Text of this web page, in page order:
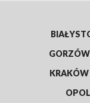
KRAKÓW